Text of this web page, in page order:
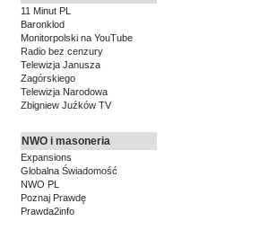
11 Minut PL
Baronklod
Monitorpolski na YouTube
Radio bez cenzury
Telewizja Janusza
Zagórskiego
Telewizja Narodowa
Zbigniew Juźków TV
NWO i masoneria
Expansions
Globalna Świadomość
NWO PL
Poznaj Prawdę
Prawda2info